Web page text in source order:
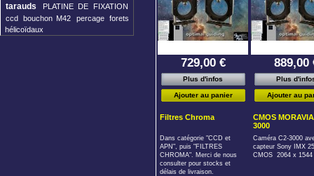
tarauds
PLATINE DE FIXATION
ccd
bouchon M42 percage
forets
hélicoïdaux
729,00 €
Plus d'infos
Ajouter au panier
889,00
Plus
Ajouter au
Filtres Chroma
Dans catégorie "CCD et
APN", puis "FILTRES
CHROMA". Merci de nous
consulter pour stocks et
délais de livraison.
CMOS
3000
Caméra C2-3000
capteur Sony IMX
CMOS 2064 x 1544